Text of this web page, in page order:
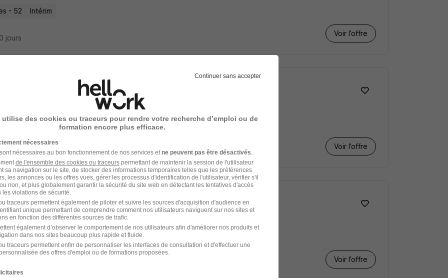
- 52 Intérim
Voir l’offre
jours
D.E en Centre Hospitalier H/F
- 52 Intérim 14,48 - 24,42 € / heure 365 jours
Voir l’offre
jours
H/F
Medical
- 52 Intérim 12,82 - 22,01 € / heure
Voir l’offre
Continuer sans accepter
utilise des cookies ou traceurs pour rendre votre recherche d’emploi ou de
formation encore plus efficace.
nécessaires
nécessaires au bon fonctionnement de nos services et ne peuvent pas être désactivés
de l'ensemble des cookies ou traceurspermettant de maintenir la session de l'utilisateur
sa navigation sur le site, de stocker des informations temporaires telles que les préférences
les annonces ou les offres vues, gérer les processus d'identification de l'utilisateur, vérifier s'il
non, et plus globalement garantir la sécurité du site web en détectant les tentatives d'accès
violations de sécurité.
traceurs permettent également de piloter et suivre les sources d'acquisition d'audience en
unique permettant de comprendre comment nos utilisateurs naviguent sur nos sites et
en fonction des différentes sources de trafic.
également d’observer le comportement de nos utilisateurs afin d'améliorer nos produits et
dans nos sites beaucoup plus rapide et fluide.
traceurs permettent enfin de personnaliser les interfaces de consultation et d'effectuer une
des offres d'emploi ou de formations proposées.